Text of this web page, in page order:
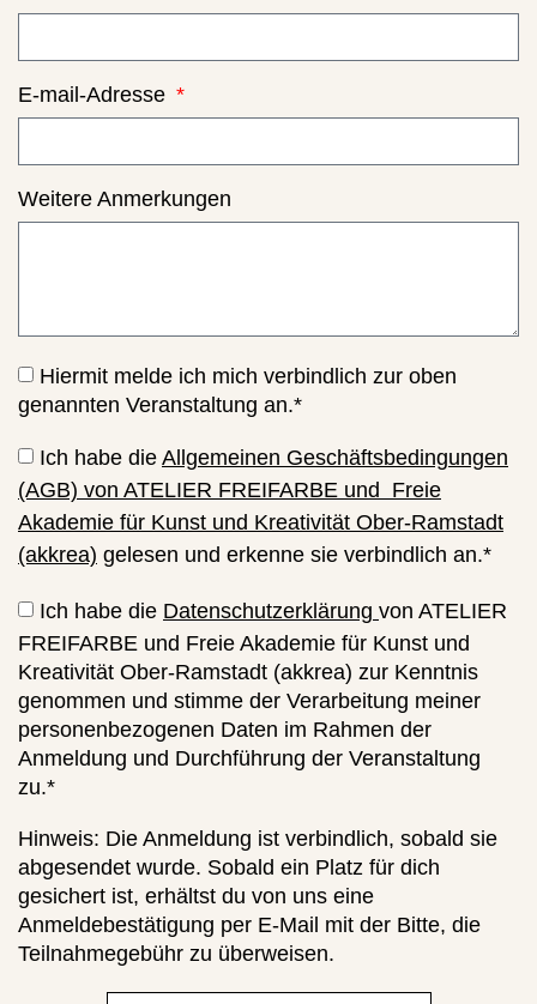
E-mail-Adresse
Weitere Anmerkungen
Hiermit melde ich mich verbindlich zur oben
genannten Veranstaltung an.*
Ich habe die Allgemeinen Geschäftsbedingungen
(AGB) von ATELIER FREIFARBE und Freie
Akademie für Kunst und Kreativität Ober-Ramstadt
(akkrea) gelesen und erkenne sie verbindlich an.*
Ich habe die Datenschutzerklärung von ATELIER
FREIFARBE und Freie Akademie für Kunst und
Kreativität Ober-Ramstadt (akkrea) zur Kenntnis
genommen und stimme der Verarbeitung meiner
personenbezogenen Daten im Rahmen der
Anmeldung und Durchführung der Veranstaltung
zu.*
Hinweis: Die Anmeldung ist verbindlich, sobald sie
abgesendet wurde. Sobald ein Platz für dich
gesichert ist, erhältst du von uns eine
Anmeldebestätigung per E-Mail mit der Bitte, die
Teilnahmegebühr zu überweisen.